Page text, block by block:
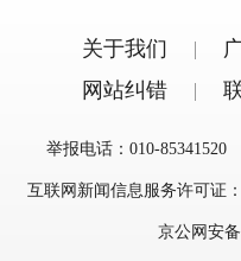
关于我们
网站纠错
举报电话：010-85341520
互联网新闻信息服务许可证
京公网安备